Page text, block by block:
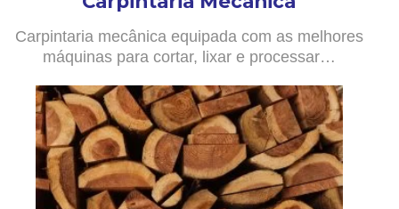
Carpintaria mecânica equipada com as melhores
máquinas para cortar, lixar e processar…